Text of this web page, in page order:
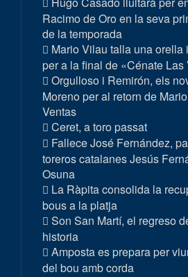
Racimo de Oro en la seva
de la temporada
Mario Vilau talla una orella
per a la final de «Cénate Las
Orgulloso i Remirón, els
Moreno per al retorn de
Ventas
Ceret, a toro passat
Fallece José Fernández,
toreros catalanes Jesús
Osuna
La Ràpita consolida la
bous a la platja
Son San Martí, el regreso
historia
Amposta es prepara per
del bou amb corda